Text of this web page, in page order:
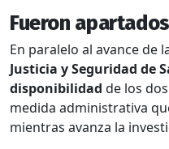
Fueron
En paralelo al avance de
Justicia y Seguridad de
disponibilidad de los
medida administrativa
mientras avanza la